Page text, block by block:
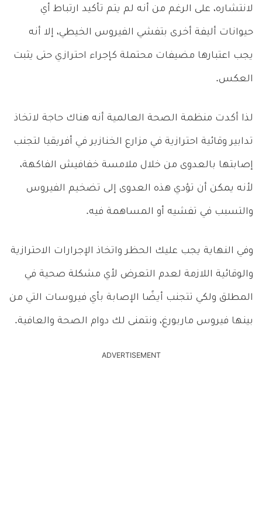
لانتشاره، على الرغم من أنه لم يتم تأكيد ارتباط أي
حيوانات أليفة أخرى بتفشي الفيروس الخيطي، إلا أنه
يجب اعتبارها مضيفات محتملة كإجراء احترازي حتى يثبت
العكس.
لذا أكدت منظمة الصحة العالمية أنه هناك حاجة لاتخاذ
تدابير وقائية احترازية في مزارع الخنازير في أفريقيا لتجنب
إصابتها بالعدوى من خلال ملامسة خفافيش الفاكهة،
لأنه يمكن أن تؤدي هذه العدوى إلى تضخيم الفيروس
والتسبب في تفشيه أو المساهمة فيه.
وفي النهاية يجب عليك الحظر واتخاذ الإجرارات الاحترازية
والوقائية اللازمة لعدم التعرض لأي مشكلة صحية في
المطلق ولكي تتجنب أيضًا الإصابة بأي فيروسات التي من
بينها فيروس ماربورغ، ونتمنى لك دوام الصحة والعافية.
ADVERTISEMENT